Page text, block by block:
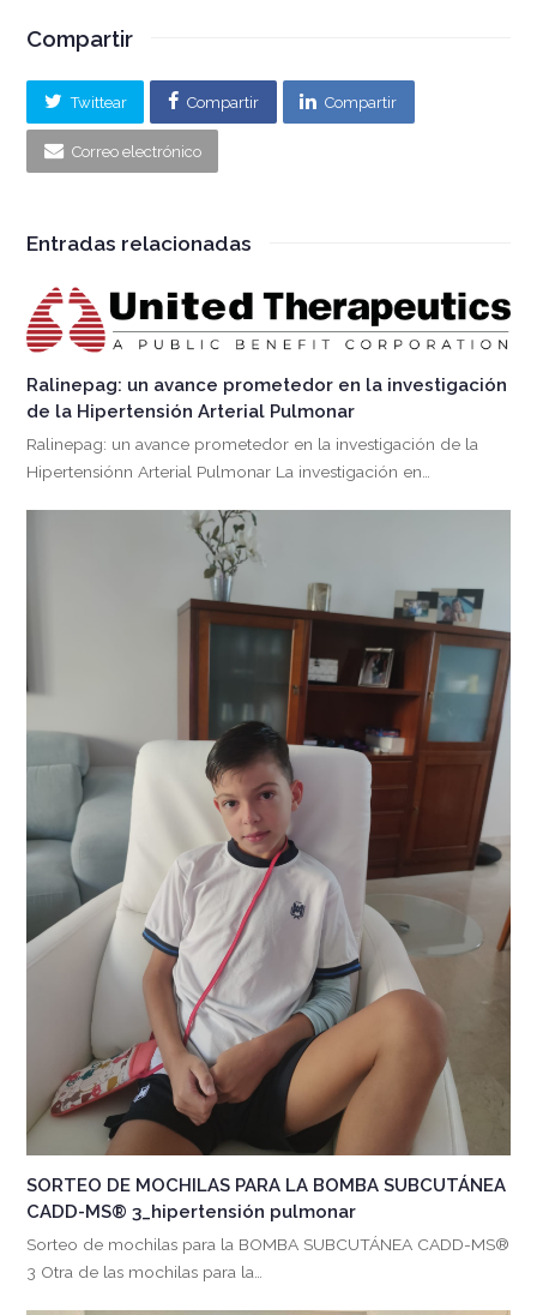
Compartir
Twittear Compartir Compartir
Correo electrónico
Entradas relacionadas
Ralinepag: un avance prometedor en la investigación
de la Hipertensión Arterial Pulmonar
Ralinepag: un avance prometedor en la investigación de la
Hipertensiónn Arterial Pulmonar La investigación en…
SORTEO DE MOCHILAS PARA LA BOMBA SUBCUTÁNEA
CADD-MS® 3_hipertensión pulmonar
Sorteo de mochilas para la BOMBA SUBCUTÁNEA CADD-MS®
3 Otra de las mochilas para la…